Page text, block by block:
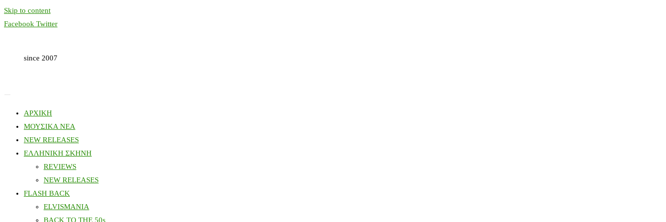
Skip to content
Facebook Twitter
since 2007
ΑΡΧΙΚΗ
ΜΟΥΣΙΚΑ ΝΕΑ
NEW RELEASES
ΕΛΛΗΝΙΚΗ ΣΚΗΝΗ
REVIEWS
NEW RELEASES
FLASH BACK
ELVISMANIA
BACK TO THE 50s